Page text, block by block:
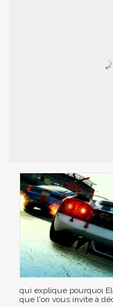
qui explique pourquoi
que l'on vous invite à